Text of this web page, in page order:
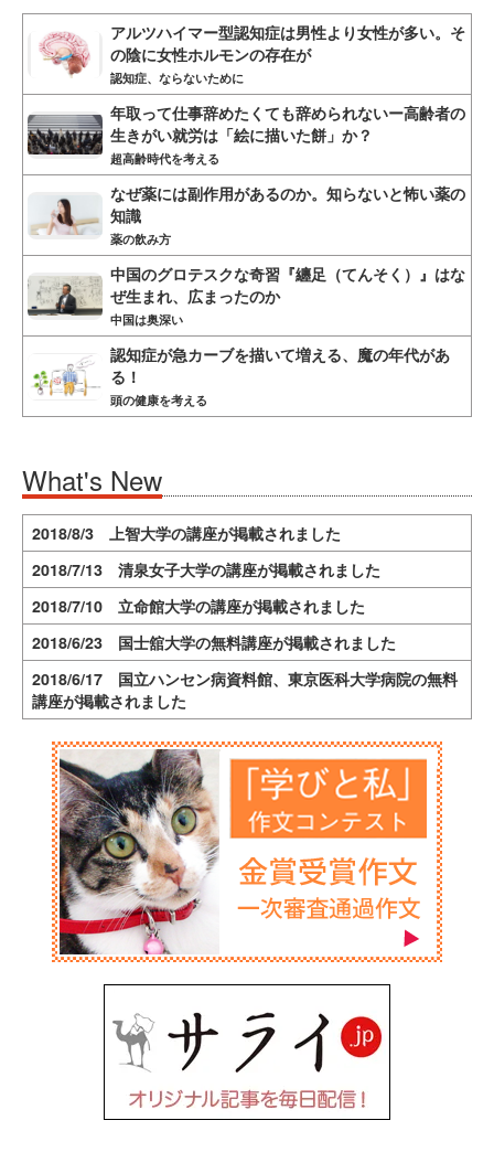
アルツハイマー型認知症は男性より女性が多い。そ
の陰に女性ホルモンの存在が
認知症、ならないために
年取って仕事辞めたくても辞められないー高齢者の
生きがい就労は「絵に描いた餅」か？
超高齢時代を考える
なぜ薬には副作用があるのか。知らないと怖い薬の
知識
薬の飲み方
中国のグロテスクな奇習『纏足（てんそく）』はな
ぜ生まれ、広まったのか
中国は奥深い
認知症が急カーブを描いて増える、魔の年代があ
る！
頭の健康を考える
What's New
2018/8/3 上智大学の講座が掲載されました
2018/7/13 清泉女子大学の講座が掲載されました
2018/7/10 立命館大学の講座が掲載されました
2018/6/23 国士舘大学の無料講座が掲載されました
2018/6/17 国立ハンセン病資料館、東京医科大学病院の無料
講座が掲載されました